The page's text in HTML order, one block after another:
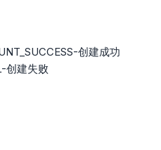
创建成功
创建失败